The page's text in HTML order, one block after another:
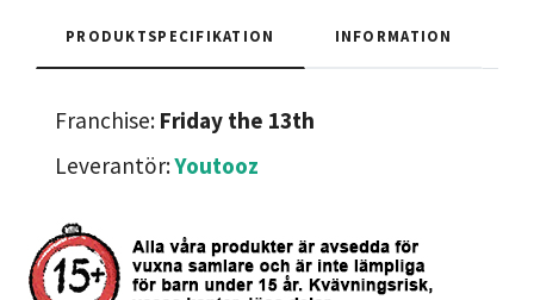
PRODUKTSPECIFIKATION INFORMATION
Franchise: Friday the 13th
Leverantör:Youtooz